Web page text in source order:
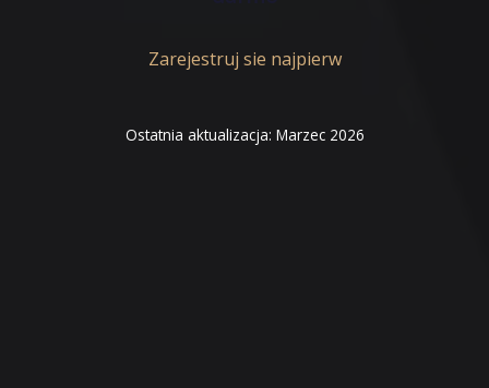
Zarejestruj sie najpierw
Ostatnia aktualizacja: Marzec 2026